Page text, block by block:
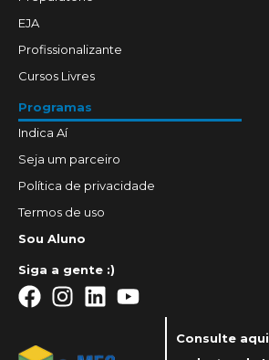
EJA
Profissionalizante
Cursos Livres
Programas
Indica Aí
Seja um parceiro
Política de privacidade
Termos de uso
Sou Aluno
Siga a gente :)
Consulte